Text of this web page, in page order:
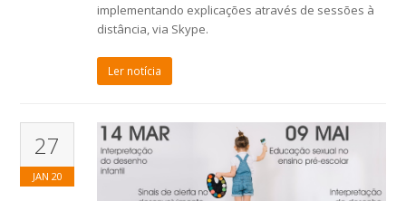
implementando explicações através de sessões à
distância, via Skype.
Ler notícia
27
JAN 20